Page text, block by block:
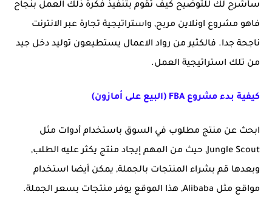
سأشرح لك للتوضيح كيف تقوم بتنفيذ فكرة ذلك العمل بنجاح
فاهو مشروع اونلاين مربح, واستراتيجية تجارة عبر الانترنت
ناجحة جدا. فالكثير من رواد الاعمال يستطيعون توليد دخل جيد
من تلك استراتيجية العمل.
كيفية بدء مشروع FBA (البيع على أمازون)
ابحث عن منتج مطلوب في السوق باستخدام أدوات مثل
Jungle Scout, حيث من المهم إيجاد منتج يكثر عليه الطلب,
وبعدها قم بشراء المنتجات بالجملة, يمكن أيضا استخدام
مواقع مثل Alibaba, هذا الموقع يوفر منتجات بسعر الجملة.